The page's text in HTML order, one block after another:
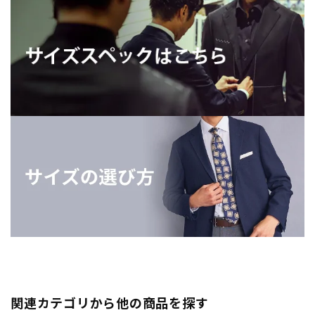
関連カテゴリから他の商品を探す